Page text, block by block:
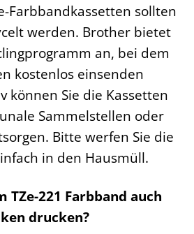
Farbbandkassetten sollten
werden. Brother bietet
an, bei dem
kostenlos einsenden
können Sie die Kassetten
Sammelstellen oder
Bitte werfen Sie die
in den Hausmüll.
TZe-221 Farbband auch
drucken?